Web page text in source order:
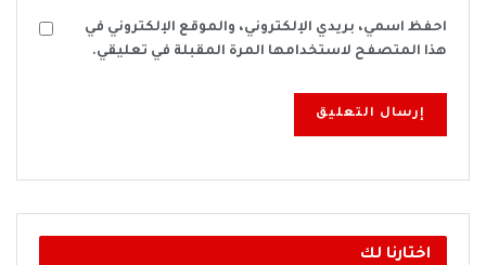
احفظ اسمي، بريدي الإلكتروني، والموقع الإلكتروني في
هذا المتصفح لاستخدامها المرة المقبلة في تعليقي.
اختارنا لك